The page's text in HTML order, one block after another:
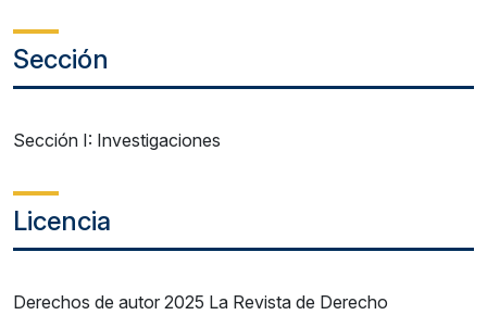
Sección
Sección I: Investigaciones
Licencia
Derechos de autor 2025 La Revista de Derecho